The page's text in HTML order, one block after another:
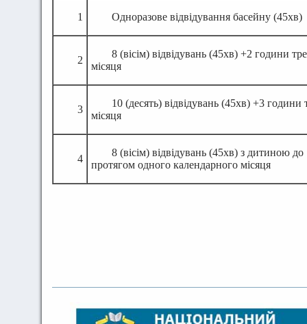
1 Одноразове відвідування басейну (45хв)
2
8 (вісім) відвідувань (45хв) +2 години
місяця
3
10 (десять) відвідувань (45хв) +3
місяця
4
8 (вісім) відвідувань (45хв) з дитиною
протягом одного календарного місяця